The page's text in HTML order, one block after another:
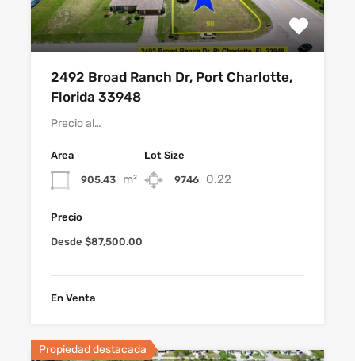
2492 Broad Ranch Dr, Port Charlotte,
Florida 33948
Precio al…
Area
905.43 m²
Lot Size
9746 0.22
Precio
Desde $87,500.00
En Venta
Propiedad destacada